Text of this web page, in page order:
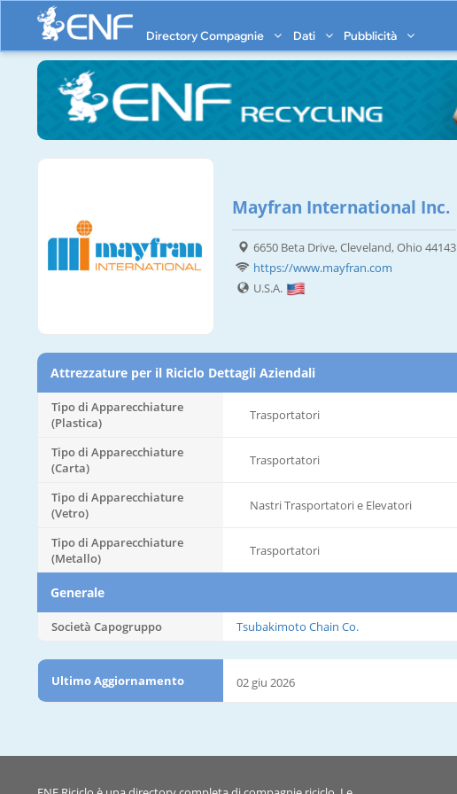
Directory Compagnie Dati Pubblicità
Mayfran International Inc.
6650 Beta Drive, Cleveland, Ohio 44143
https://www.mayfran.com
U.S.A.
Attrezzature per il Riciclo Dettagli Aziendali
Tipo di Apparecchiature
(Plastica)
Trasportatori
Tipo di Apparecchiature
(Carta)
Trasportatori
Tipo di Apparecchiature
(Vetro)
Nastri Trasportatori e Elevatori
Tipo di Apparecchiature
(Metallo)
Trasportatori
Generale
Società Capogruppo Tsubakimoto Chain Co.
Ultimo Aggiornamento 02 giu 2026